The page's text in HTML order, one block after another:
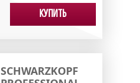
Купить
SCHWARZKOPF